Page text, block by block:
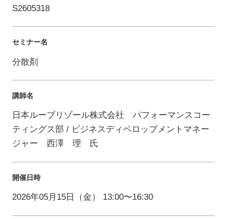
S2605318
セミナー名
分散剤
講師名
日本ルーブリゾール株式会社 パフォーマンスコー
ティングス部 / ビジネスディベロップメントマネー
ジャー 西澤 理 氏
開催日時
2026年05月15日（金） 13:00〜16:30